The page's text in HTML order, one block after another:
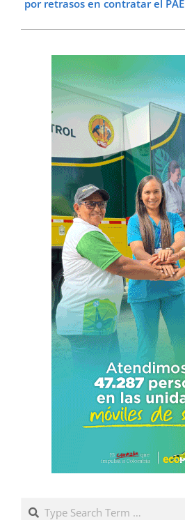
por retrasos en contratar el PAE
Search